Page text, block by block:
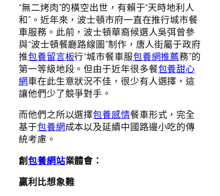
“無二烤肉”的橫空出世，有賴于“天時地利人
和”。近年來，波士頓市府一直在推行城市餐
車服務。此前，波士頓華裔候選人吳弭曾參
與“波士頓餐廳路線圖”制作，唐人街屬于政府
推包養留言板行“城市餐車服包養網推薦務”的
第一等級地段。但由于近年很多餐包養甜心
網車在此生意狀況不佳，很少有人選擇，這
讓他們少了競爭對手。
而他們之所以選擇包養感情餐車形式，完全
基于包養網成本以及延續中國路邊小吃的傳
統考慮。
創包養網站業體會：
贏利比想象難